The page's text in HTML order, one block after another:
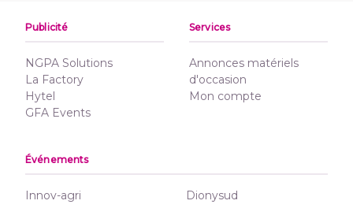
Publicité
NGPA Solutions
La Factory
Hytel
GFA Events
Services
Annonces matériels
d'occasion
Mon compte
Événements
Innov-agri Dionysud